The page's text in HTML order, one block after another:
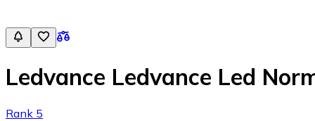
Ledvance Ledvance Led
Rank 5